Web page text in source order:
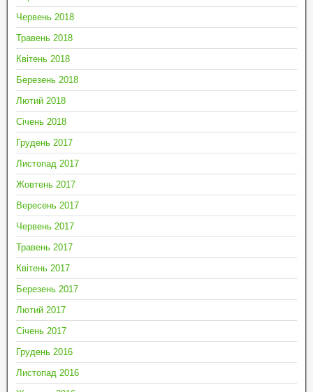
Червень 2018
Травень 2018
Квітень 2018
Березень 2018
Лютий 2018
Січень 2018
Грудень 2017
Листопад 2017
Жовтень 2017
Вересень 2017
Червень 2017
Травень 2017
Квітень 2017
Березень 2017
Лютий 2017
Січень 2017
Грудень 2016
Листопад 2016